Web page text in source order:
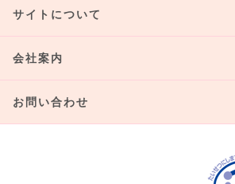
サイトについて
会社案内
お問い合わせ